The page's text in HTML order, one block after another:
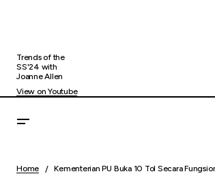
Trends of the
SS'24 with
Joanne Allen
View on Youtube
H/2026 M di Pelabuhan Sri Bintan Pura
Home Kementerian PU Buka 10 Tol Secara